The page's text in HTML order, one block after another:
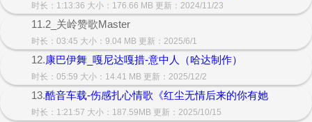
时长：1:13:36 大小：176.66 MB 更新：2024/11/23
11.2_关岭赞歌Master
时长：03:45 大小：9.04 MB 更新：2025/6/1
12.康巴伊舞_嘎尼达嘎措-意中人（哈达制作）
时长：05:59 大小：14.41 MB 更新：2025/12/2
13.酷音车载-伤感扎心情歌《红尘无情后来的你有她
时长：1:21:57 大小：187.59MB 更新：2025/10/15